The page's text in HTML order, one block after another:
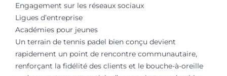
Engagement sur les réseaux sociaux
Ligues d’entreprise
Académies pour jeunes
Un terrain de tennis padel bien conçu devient
rapidement un point de rencontre communautaire,
renforçant la fidélité des clients et le bouche-à-oreille